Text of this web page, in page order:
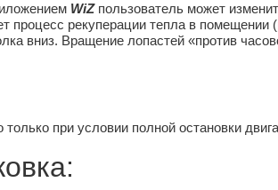
WiZпользователь может
процесс рекуперации тепла в
вниз. Вращение лопастей «против
при условии полной остановки